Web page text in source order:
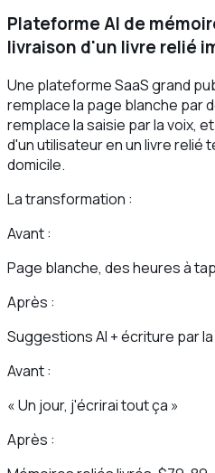
Plateforme AI de
livraison d'un livre relié
Une plateforme SaaS grand
remplace la page blanche par
remplace la saisie par la voix,
d'un utilisateur en un livre relié
domicile.
La transformation :
Avant :
Page blanche, des heures à
Après :
Suggestions AI + écriture par
Avant :
« Un jour, j'écrirai tout ça »
Après :